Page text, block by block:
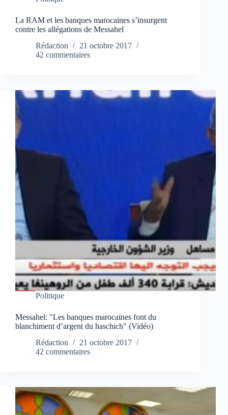
La RAM et les banques marocaines s’insurgent
contre les allégations de Messahel
Rédaction
21 octobre 2017
42 commentaires
Politique
Messahel: "Les banques marocaines font du
blanchiment d’argent du haschich" (Vidéo)
Rédaction
21 octobre 2017
42 commentaires